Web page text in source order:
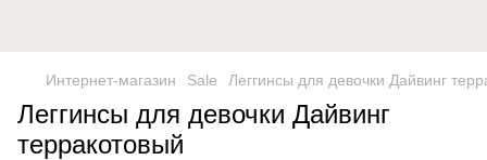
Интернет-магазин Sale Леггинсы для девочки Дайвинг
Леггинсы для девочки Дайвинг
терракотовый